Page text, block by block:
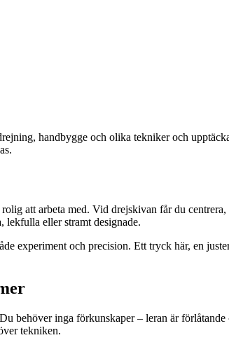
handbygge och olika tekniker och
att arbeta med. Vid drejskivan får du
lekfulla eller stramt designade.
experiment och precision. Ett tryck här, en
behöver inga förkunskaper – leran är
tekniken.